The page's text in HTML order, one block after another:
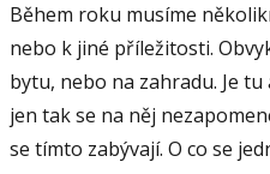
Během roku musíme
nebo k jiné příležitosti.
bytu, nebo na zahradu. Je
jen tak se na něj
se tímto zabývají. O co se